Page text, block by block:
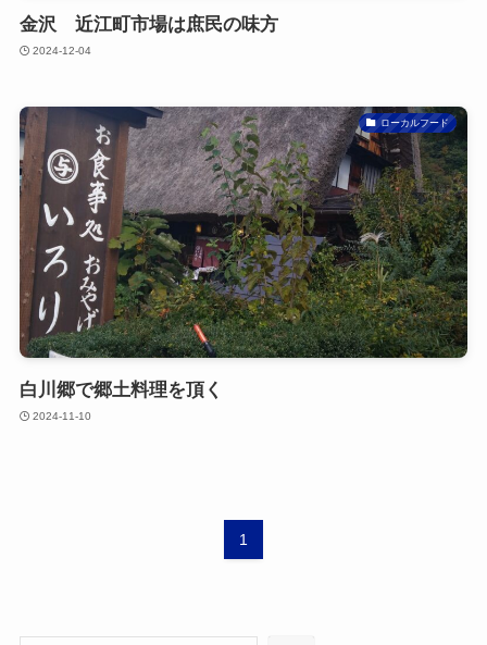
金沢 近江町市場は庶民の味方
2024-12-04
ローカルフード
白川郷で郷土料理を頂く
2024-11-10
1